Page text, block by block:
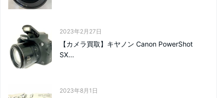
2023年2月27日
【カメラ買取】キヤノン Canon PowerShot
SX...
2023年8月1日